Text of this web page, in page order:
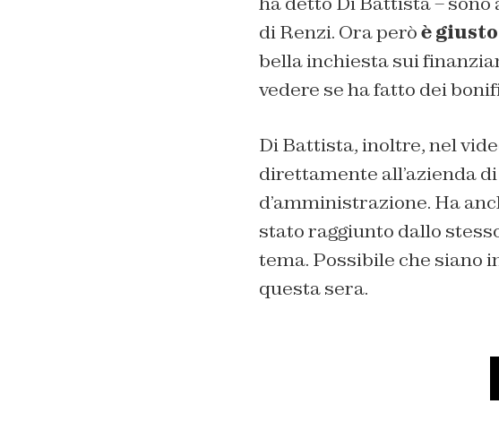
di Renzi. Ora peròè
bella inchiesta sui
vedere se ha fatto dei
Di Battista, inoltre, nel
direttamente all’azienda
d’amministrazione. Ha
stato raggiunto dallo
tema. Possibile che siano
questa sera.